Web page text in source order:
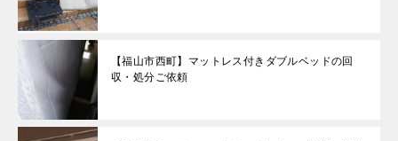
【福山市西町】マットレス付きダブルベッドの回
収・処分ご依頼